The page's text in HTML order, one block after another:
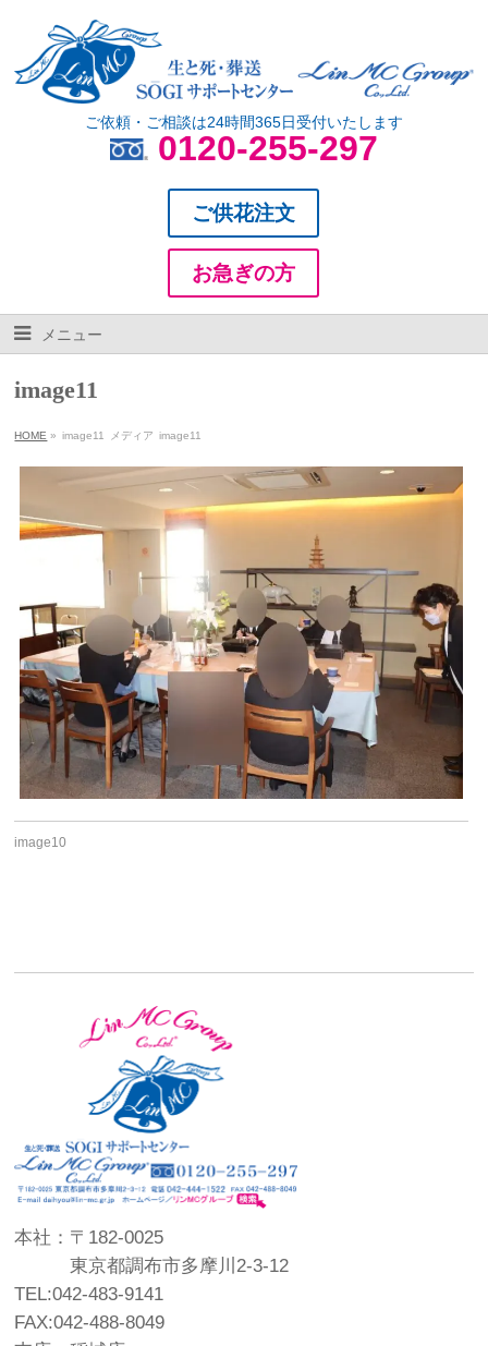
ご依頼・ご相談は24時間365日受付いたします
0120-255-297
ご供花注文
お急ぎの方
メニュー
image11
HOME » image11 メディア image11
image10
本社：〒182-0025
東京都調布市多摩川2-3-12
TEL:042-483-9141
FAX:042-488-8049